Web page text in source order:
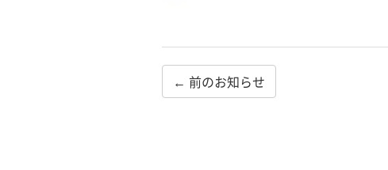
← 前のお知らせ